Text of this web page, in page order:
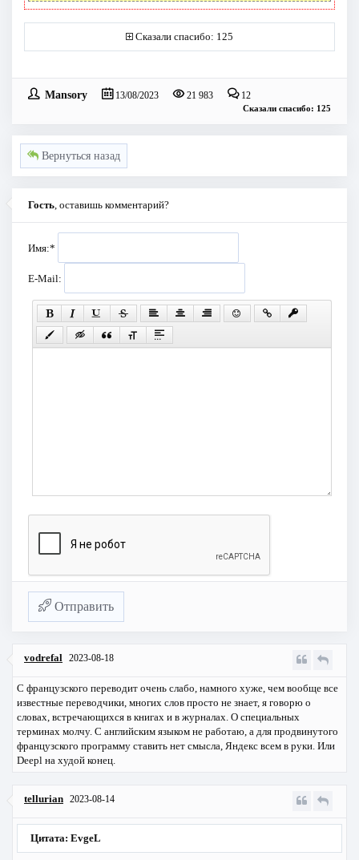
Сказали спасибо: 125
Mansory 13/08/2023 21 983 12
Сказали спасибо: 125
Вернуться назад
Гость, оставишь комментарий?
Имя:*
E-Mail:
Отправить
vodrefal 2023-08-18
С французского переводит очень слабо, намного хуже, чем вообще все
известные переводчики, многих слов просто не знает, я говорю о
словах, встречающихся в книгах и в журналах. О специальных
терминах молчу. С английским языком не работаю, а для продвинутого
французского программу ставить нет смысла, Яндекс всем в руки. Или
Deepl на худой конец.
tellurian 2023-08-14
Цитата: EvgeL